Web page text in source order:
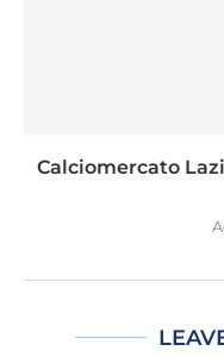
Calciomercato